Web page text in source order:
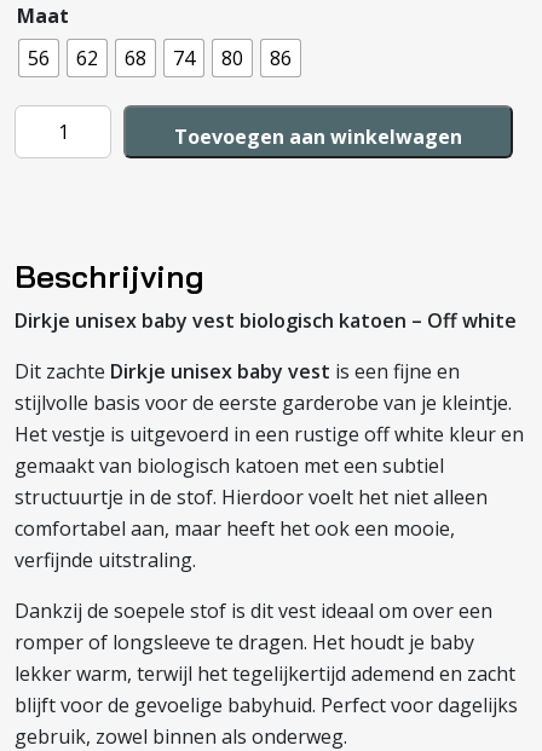
Maat
56
62 68 74 80 86
Dirkje
Baby
aantal
Toevoegen aan winkelwagen
Beschrijving
Dirkje unisex baby vest biologisch katoen – Off white
Dit zachte Dirkje unisex baby vest is een fijne en
stijlvolle basis voor de eerste garderobe van je kleintje.
Het vestje is uitgevoerd in een rustige off white kleur en
gemaakt van biologisch katoen met een subtiel
structuurtje in de stof. Hierdoor voelt het niet alleen
comfortabel aan, maar heeft het ook een mooie,
verfijnde uitstraling.
Dankzij de soepele stof is dit vest ideaal om over een
romper of longsleeve te dragen. Het houdt je baby
lekker warm, terwijl het tegelijkertijd ademend en zacht
blijft voor de gevoelige babyhuid. Perfect voor dagelijks
gebruik, zowel binnen als onderweg.